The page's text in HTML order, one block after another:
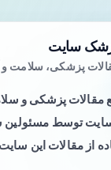
سایت
پزشکی، سلامت
مقالات پزشکی و
سایت توسط مسئولین
از مقالات این